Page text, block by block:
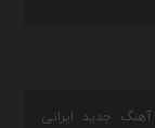
آهنگ جدید ایرانی